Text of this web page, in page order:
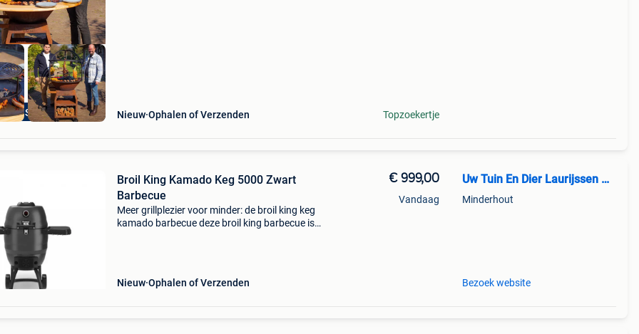
Showroom Nieuw Ophalen of Verzenden Topzoekertje
Broil King Kamado Keg 5000 Zwart
Barbecue
Meer grillplezier voor minder: de broil king keg
kamado barbecue deze broil king barbecue is
Nieuw Ophalen of Verzenden
€ 999,00
Vandaag
Uw Tuin En Dier Laurijssen Minderhout
Minderhout
Bezoek website